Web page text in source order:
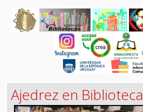
Ajedrez en Biblioteca